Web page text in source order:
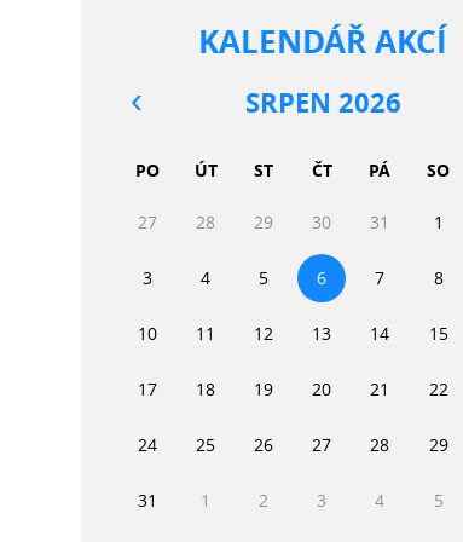
KALENDÁŘ AKCÍ
SRPEN 2026
PO ÚT ST ČT PÁ SO
27 28 29 30 31 1
3 4 5 6 7 8
10 11 12 13 14 15
17 18 19 20 21 22
24 25 26 27 28 29
31 1 2 3 4 5